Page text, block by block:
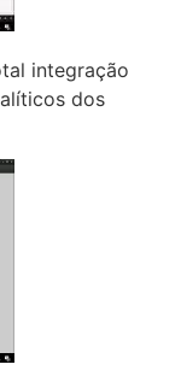
integração
dos